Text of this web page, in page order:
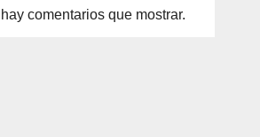
comentarios que mostrar.